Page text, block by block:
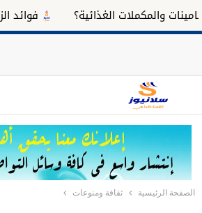
والمكملات الغذائية؟ فوائد
الصفحة الرئيسية ثقافة ومنوعات